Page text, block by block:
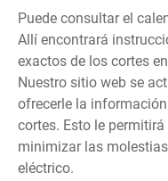
Puede consultar el
Allí encontrará
exactos de los cortes
Nuestro sitio web se
ofrecerle la
cortes. Esto le
minimizar las
eléctrico.